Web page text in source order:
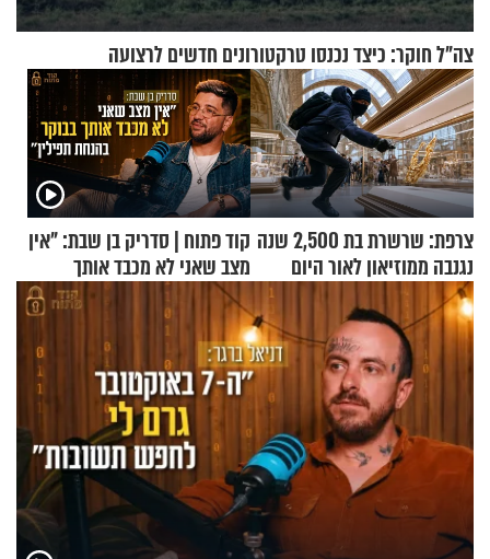
צה"ל חוקר: כיצד נכנסו טרקטורונים חדשים לרצועה
צרפת: שרשרת בת 2,500 שנה
נגנבה ממוזיאון לאור היום
קוד פתוח | סדריק בן שבת: "אין
מצב שאני לא מכבד אותך
בבוקר בהנחת תפילין"